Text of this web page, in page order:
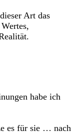
Art das
habe ich
es für sie … nach